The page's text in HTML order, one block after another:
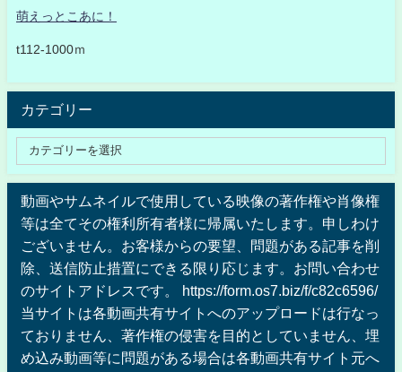
萌えっとこあに！
t112-1000ｍ
カテゴリー
動画やサムネイルで使用している映像の著作権や肖像権
等は全てその権利所有者様に帰属いたします。申しわけ
ございません。お客様からの要望、問題がある記事を削
除、送信防止措置にできる限り応じます。お問い合わせ
のサイトアドレスです。 https://form.os7.biz/f/c82c6596/
当サイトは各動画共有サイトへのアップロードは行なっ
ておりません、著作権の侵害を目的としていません、埋
め込み動画等に問題がある場合は各動画共有サイト元へ